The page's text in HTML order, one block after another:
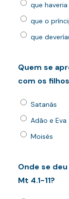
que
que o
que
Quem se
com os
Satanás
Adão e Eva
Moisés
Onde se
Mt 4.1-11?